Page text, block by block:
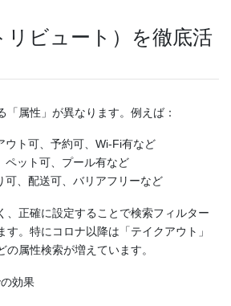
リビュート）を徹底活
「属性」が異なります。例えば：
ウト可、予約可、Wi-Fi有など
ペット可、プール有など
可、配送可、バリアフリーなど
、正確に設定することで検索フィルター
す。特にコロナ以降は「テイクアウト」
の属性検索が増えています。
効果